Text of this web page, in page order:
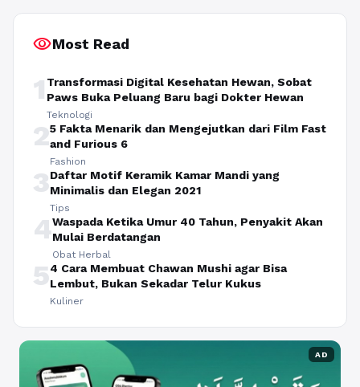
visibilityMost Read
1 Transformasi Digital Kesehatan Hewan, Sobat
Paws Buka Peluang Baru bagi Dokter Hewan
Teknologi
25 Fakta Menarik dan Mengejutkan dari Film Fast
and Furious 6
Fashion
3Daftar Motif Keramik Kamar Mandi yang
Minimalis dan Elegan 2021
Tips
4Waspada Ketika Umur 40 Tahun, Penyakit Akan
Mulai Berdatangan
Obat Herbal
54 Cara Membuat Chawan Mushi agar Bisa
Lembut, Bukan Sekadar Telur Kukus
Kuliner
AD